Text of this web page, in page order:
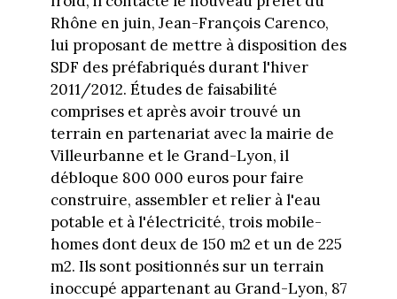
Rhône en juin, Jean-François Carenco,
lui proposant de mettre à disposition des
SDF des préfabriqués durant l'hiver
2011/2012. Études de faisabilité
comprises et après avoir trouvé un
terrain en partenariat avec la mairie de
Villeurbanne et le Grand-Lyon, il
débloque 800 000 euros pour faire
construire, assembler et relier à l'eau
potable et à l'électricité, trois mobile-
homes dont deux de 150 m2 et un de 225
m2. Ils sont positionnés sur un terrain
inoccupé appartenant au Grand-Lyon, 87